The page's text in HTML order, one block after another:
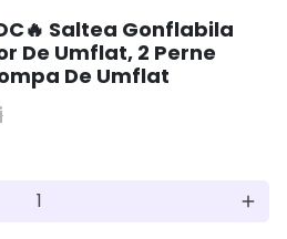
Saltea Gonflabila
De Umflat, 2 Perne
De Umflat
add